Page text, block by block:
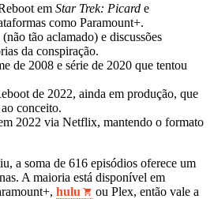
em Star Trek: Picard e
como Paramount+.
tão aclamado) e discussões
da conspiração.
de 2008 e série de 2020 que tentou
de 2022, ainda em produção, que
conceito.
2022 via Netflix, mantendo o formato
a soma de 616 episódios oferece um
A maioria está disponível em
hulu
ou Plex, então vale a